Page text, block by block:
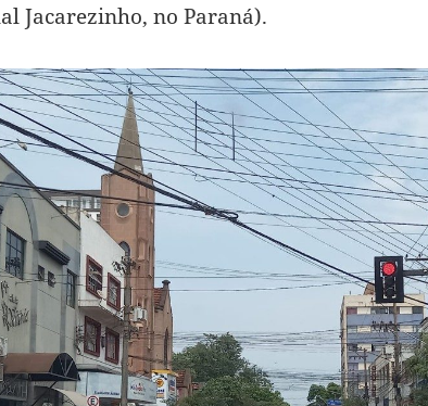
Jacarezinho, no Paraná).